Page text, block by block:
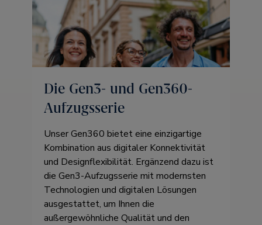
Die Gen3- und Gen360-
Aufzugsserie
Unser Gen360 bietet eine einzigartige
Kombination aus digitaler Konnektivität
und Designflexibilität. Ergänzend dazu ist
die Gen3-Aufzugsserie mit modernsten
Technologien und digitalen Lösungen
ausgestattet, um Ihnen die
außergewöhnliche Qualität und den